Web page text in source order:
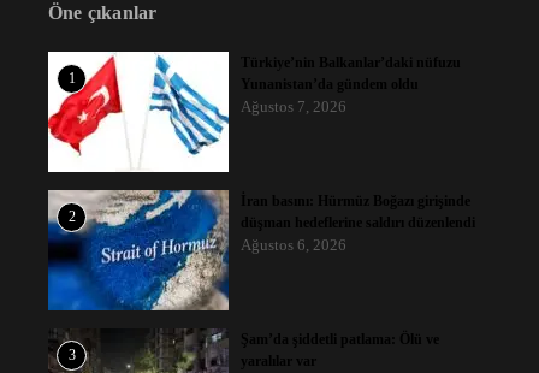
Öne çıkanlar
1
Türkiye’nin Balkanlar’daki nüfuzu
Yunanistan’da gündem oldu
Ağustos 7, 2026
2
İran basını: Hürmüz Boğazı girişinde
düşman hedeflerine saldırı düzenlendi
Ağustos 6, 2026
3
Şam’da şiddetli patlama: Ölü ve
yaralılar var